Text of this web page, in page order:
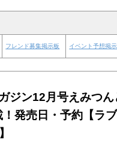
フレンド募集掲示板 イベント予想掲
ジン12月号えみつ
発売日・予約【ラ